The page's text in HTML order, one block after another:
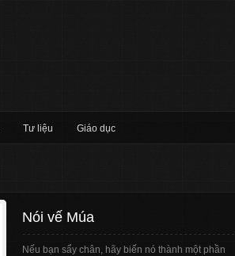
Tư liệu Giáo dục
Nói vế Múa
Nếu bạn sẩy chân, hãy biến nó thành một phần